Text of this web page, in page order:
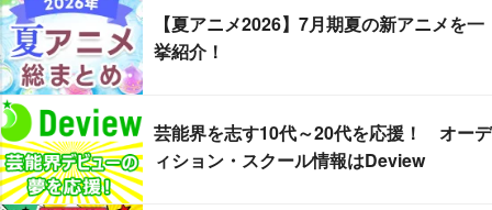
【夏アニメ2026】7月期夏の新アニメを一
挙紹介！
芸能界を志す10代～20代を応援！ オーデ
ィション・スクール情報はDeview